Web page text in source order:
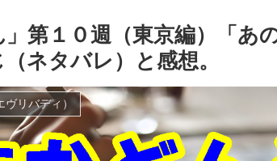
」第１０週（東京編）「あ
ネタバレ）と感想。
リバディ）